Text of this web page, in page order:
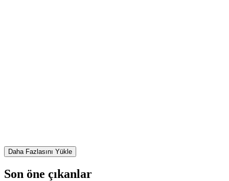
Daha Fazlasını Yükle
Son öne çıkanlar